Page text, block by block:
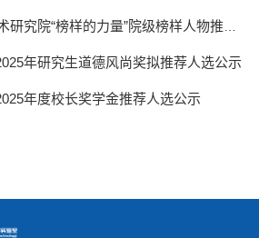
研究院“榜样的力量”院级榜样人物推荐结
年研究生道德风尚奖拟推荐人选公示
年度校长奖学金推荐人选公示